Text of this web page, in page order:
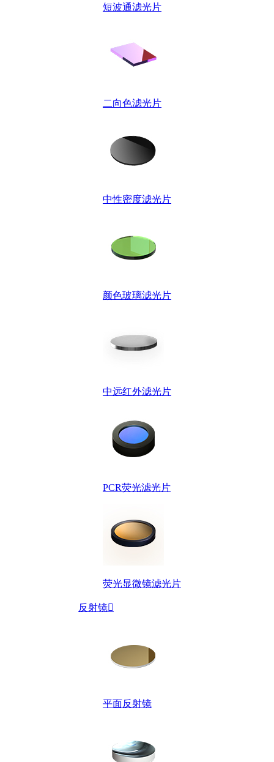
短波通滤光片
二向色滤光片
中性密度滤光片
颜色玻璃滤光片
中远红外滤光片
PCR荧光滤光片
荧光显微镜滤光片
反射镜
平面反射镜